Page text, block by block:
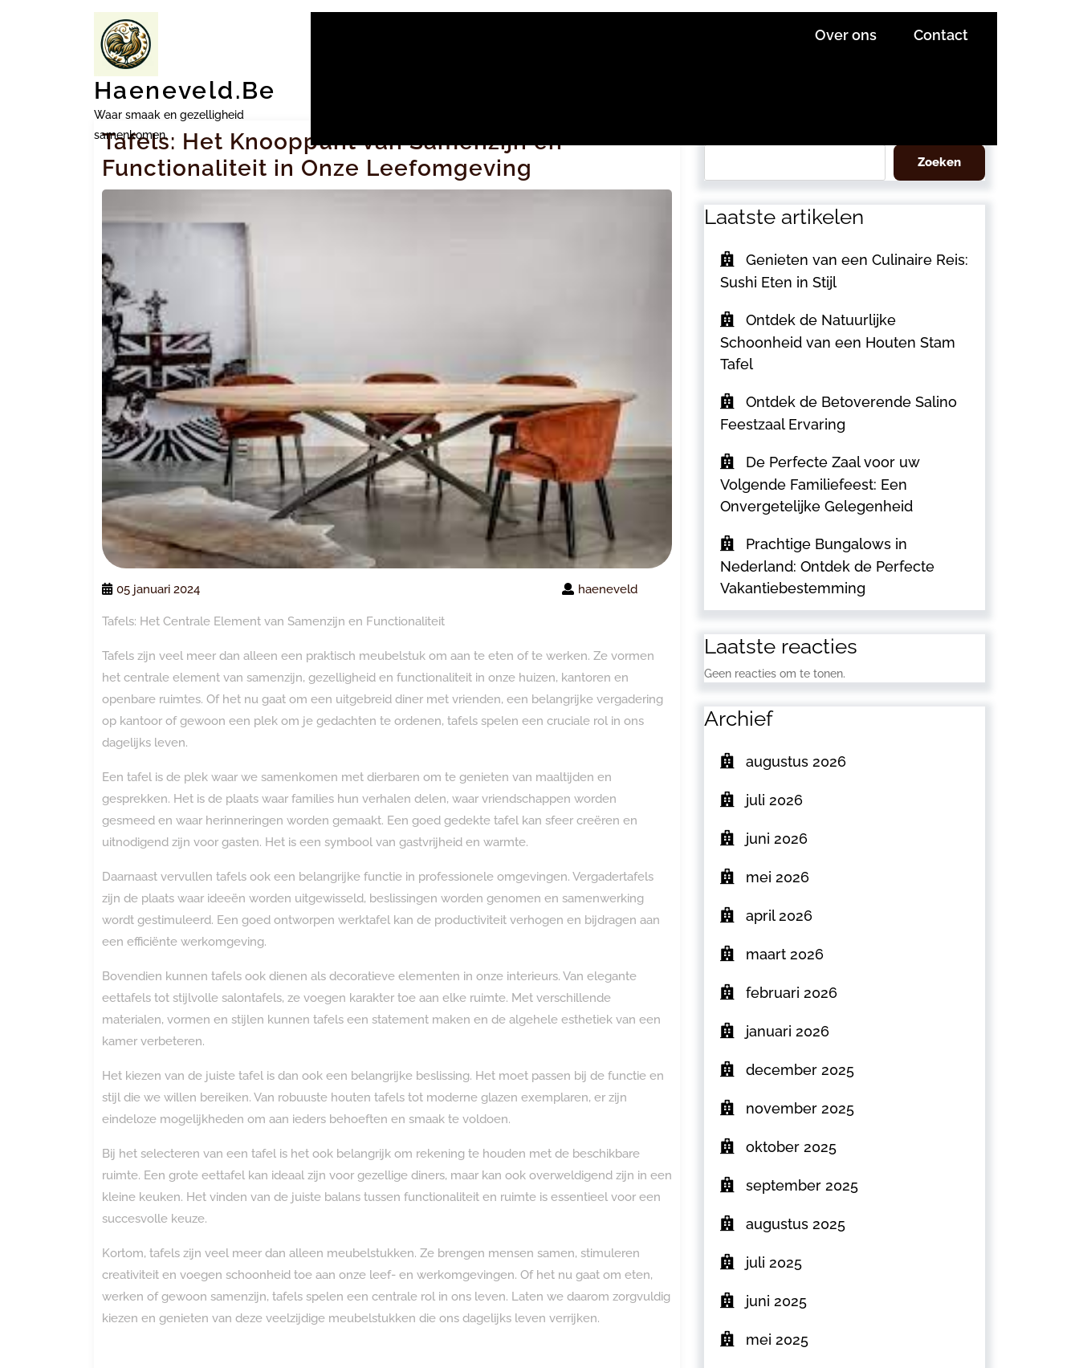
Haeneveld.be
Waar smaak en gezelligheid
samenkomen.
Over ons Contact
Tafels: Het Knooppunt van Samenzijn en
Functionaliteit in Onze Leefomgeving
05 januari 2024 haeneveld
Tafels: Het Centrale Element van Samenzijn en Functionaliteit
Tafels zijn veel meer dan alleen een praktisch meubelstuk om aan te eten of te werken. Ze vormen
het centrale element van samenzijn, gezelligheid en functionaliteit in onze huizen, kantoren en
openbare ruimtes. Of het nu gaat om een uitgebreid diner met vrienden, een belangrijke vergadering
op kantoor of gewoon een plek om je gedachten te ordenen, tafels spelen een cruciale rol in ons
dagelijks leven.
Een tafel is de plek waar we samenkomen met dierbaren om te genieten van maaltijden en
gesprekken. Het is de plaats waar families hun verhalen delen, waar vriendschappen worden
gesmeed en waar herinneringen worden gemaakt. Een goed gedekte tafel kan sfeer creëren en
uitnodigend zijn voor gasten. Het is een symbool van gastvrijheid en warmte.
Daarnaast vervullen tafels ook een belangrijke functie in professionele omgevingen. Vergadertafels
zijn de plaats waar ideeën worden uitgewisseld, beslissingen worden genomen en samenwerking
wordt gestimuleerd. Een goed ontworpen werktafel kan de productiviteit verhogen en bijdragen aan
een efficiënte werkomgeving.
Bovendien kunnen tafels ook dienen als decoratieve elementen in onze interieurs. Van elegante
eettafels tot stijlvolle salontafels, ze voegen karakter toe aan elke ruimte. Met verschillende
materialen, vormen en stijlen kunnen tafels een statement maken en de algehele esthetiek van een
kamer verbeteren.
Het kiezen van de juiste tafel is dan ook een belangrijke beslissing. Het moet passen bij de functie en
stijl die we willen bereiken. Van robuuste houten tafels tot moderne glazen exemplaren, er zijn
eindeloze mogelijkheden om aan ieders behoeften en smaak te voldoen.
Bij het selecteren van een tafel is het ook belangrijk om rekening te houden met de beschikbare
ruimte. Een grote eettafel kan ideaal zijn voor gezellige diners, maar kan ook overweldigend zijn in een
kleine keuken. Het vinden van de juiste balans tussen functionaliteit en ruimte is essentieel voor een
succesvolle keuze.
Kortom, tafels zijn veel meer dan alleen meubelstukken. Ze brengen mensen samen, stimuleren
creativiteit en voegen schoonheid toe aan onze leef- en werkomgevingen. Of het nu gaat om eten,
werken of gewoon samenzijn, tafels spelen een centrale rol in ons leven. Laten we daarom zorgvuldig
kiezen en genieten van deze veelzijdige meubelstukken die ons dagelijks leven verrijken.
Zoeken
Laatste artikelen
Genieten van een Culinaire Reis:
Sushi Eten in Stijl
Ontdek de Natuurlijke
Schoonheid van een Houten Stam
Tafel
Ontdek de Betoverende Salino
Feestzaal Ervaring
De Perfecte Zaal voor uw
Volgende Familiefeest: Een
Onvergetelijke Gelegenheid
Prachtige Bungalows in
Nederland: Ontdek de Perfecte
Vakantiebestemming
Laatste reacties
Geen reacties om te tonen.
Archief
augustus 2026
juli 2026
juni 2026
mei 2026
april 2026
maart 2026
februari 2026
januari 2026
december 2025
november 2025
oktober 2025
september 2025
augustus 2025
juli 2025
juni 2025
mei 2025